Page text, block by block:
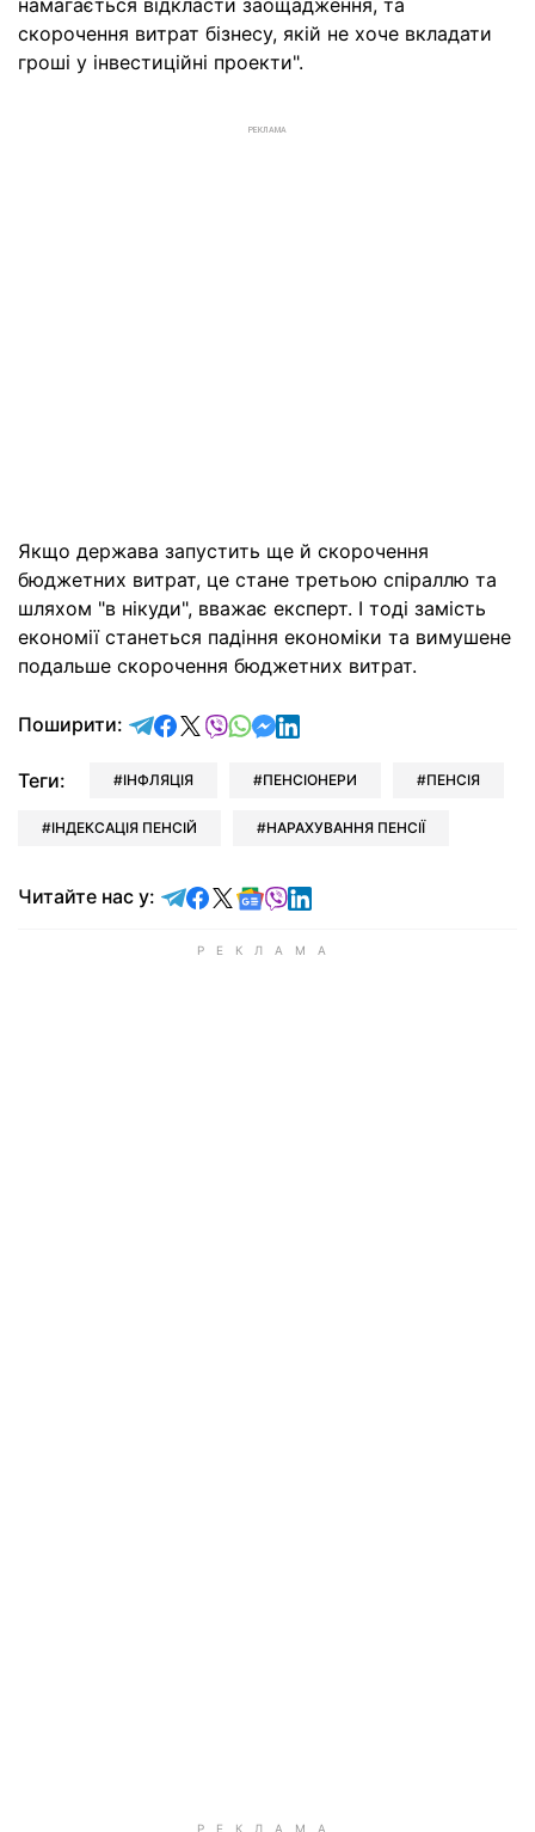
намагається відкласти заощадження, та
скорочення витрат бізнесу, якій не хоче вкладати
гроші у інвестиційні проекти".
РЕКЛАМА
Якщо держава запустить ще й скорочення
бюджетних витрат, це стане третьою спіраллю та
шляхом "в нікуди", вважає експерт. І тоді замість
економії станеться падіння економіки та вимушене
подальше скорочення бюджетних витрат.
Поширити: відправити у Telegram
поділитись у Facebook
поділитись у X
відправити у Viber
відправити у Whatsapp
відправити у Messenger
відправити у LinkedIn
Теги: ІНФЛЯЦІЯ ПЕНСІОНЕРИ ПЕНСІЯ
ІНДЕКСАЦІЯ ПЕНСІЙ НАРАХУВАННЯ ПЕНСІЇ
Читайте нас у: Читайте у Telegram
Читайте у Facebook
Читайте у X
Читайте у Google news
Читайте у Viber
Читайте у LinkedIn